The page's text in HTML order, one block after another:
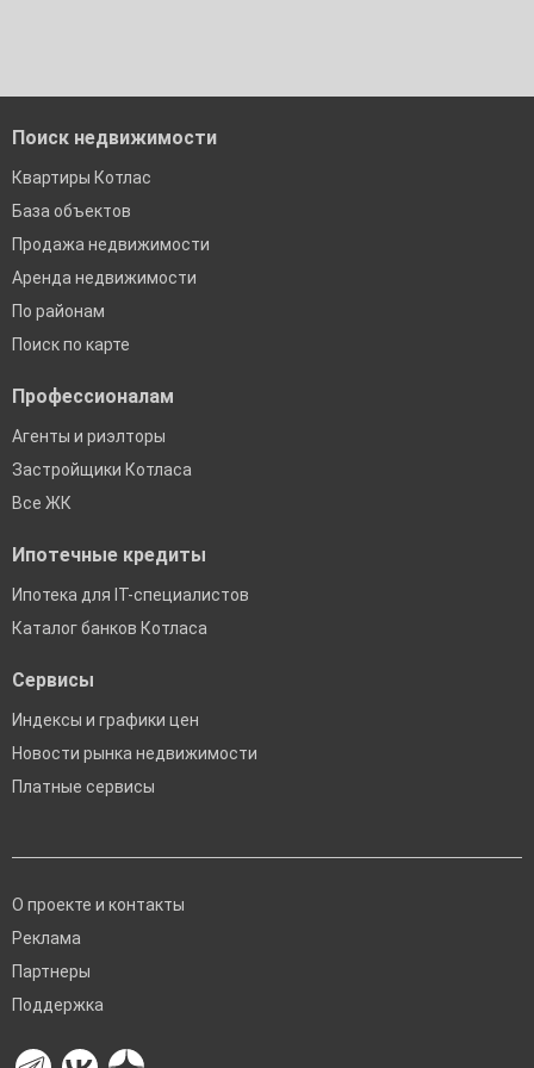
Поиск недвижимости
Квартиры Котлас
База объектов
Продажа недвижимости
Аренда недвижимости
По районам
Поиск по карте
Профессионалам
Агенты и риэлторы
Застройщики Котласа
Все ЖК
Ипотечные кредиты
Ипотека для IT-специалистов
Каталог банков Котласа
Сервисы
Индексы и графики цен
Новости рынка недвижимости
Платные сервисы
О проекте и контакты
Реклама
Партнеры
Поддержка